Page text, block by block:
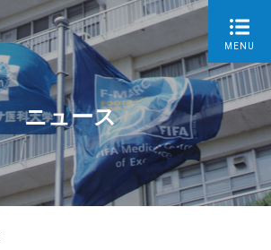
MENU
ニュース